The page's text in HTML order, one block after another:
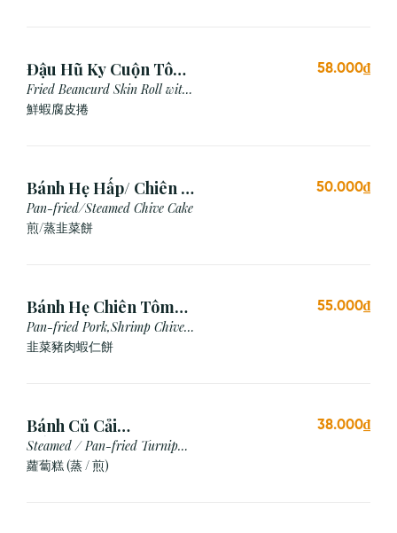
Đậu Hũ Ky Cuộn Tôm
Chiên (3 cái)
Fried Beancurd Skin Roll with
Shrimp
鮮蝦腐皮捲
58.000₫
Bánh Hẹ Hấp/ Chiên (3
Cái)
Pan-fried/Steamed Chive Cake
煎/蒸韭菜餅
50.000₫
Bánh Hẹ Chiên Tôm
Thịt
Pan-fried Pork,Shrimp Chive
Cake
韭菜豬肉蝦仁餅
55.000₫
Bánh Củ Cải
Hấp/Chiên (3 viên)
Steamed / Pan-fried Turnip
Cake
蘿蔔糕 (蒸 / 煎)
38.000₫